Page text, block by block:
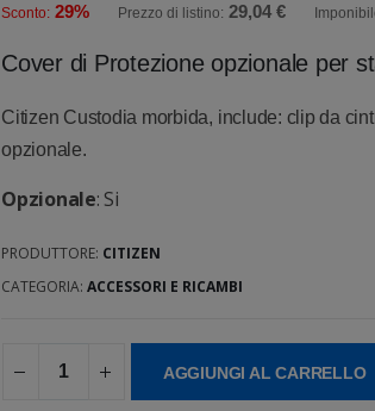
Sconto: 29% Prezzo di listino: 29,04 €
Cover di Protezione opzionale per
Citizen Custodia morbida, include: clip da
opzionale.
Opzionale: Si
PRODUTTORE: CITIZEN
CATEGORIA:ACCESSORI E RICAMBI
AGGIUNGI AL CARRELLO